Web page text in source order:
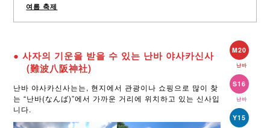
여름 축제
● 사자의 기운을 받을 수 있는 난바 야사카신사
(難波八阪神社)
난바 야사카신사는는, 현지에서 관광이나 쇼핑으로 많이 찾
는 “난바(なんば)”에서 가까운 거리에 위치하고 있는 신사입
니다.
M20
난바
S16
난바
Y15